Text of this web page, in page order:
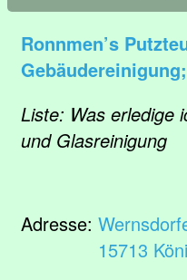
Ronnmen’s
Liste: Was erledige
und Glasreinigung
Adresse:
15713